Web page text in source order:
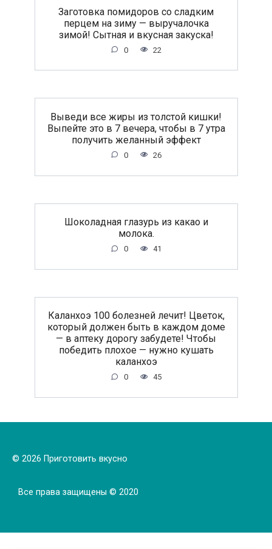
Заготовка помидоров со сладким
перцем на зиму — выручалочка
зимой! Сытная и вкусная закуска!
0 22
Выведи все жиры из толстой кишки!
Выпейте это в 7 вечера, чтобы в 7 утра
получить желанный эффект
0 26
Шоколадная глазурь из какао и
молока.
0 41
Каланхоэ 100 болезней лечит! Цветок,
который должен быть в каждом доме
— в аптеку дорогу забудете! Чтобы
победить плохое — нужно кушать
каланхоэ
0 45
© 2026 Приготовить вкусно
Все права защищены © 2020